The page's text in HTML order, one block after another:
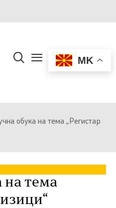
MK
обука на тема „Регистар
на тема